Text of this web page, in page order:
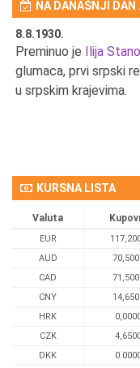
NA DANAŠNJI DAN
8.8.1930.
Preminuo je Ilija
glumaca, prvi srpski
u srpskim krajevima.
KURSNA LISTA
Valuta
EUR
AUD
CAD
CNY
HRK
CZK
DKK